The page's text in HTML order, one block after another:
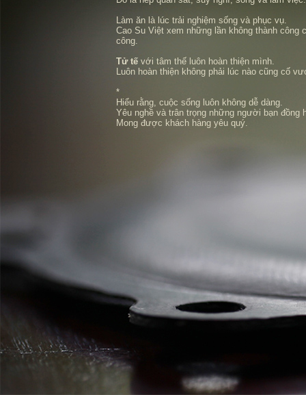
Làm ăn là lúc trải nghiệm sống và phục vụ.
Cao Su Việt xem những lần không thành công
công.
Tử tế với tâm thế luôn hoàn thiện mình.
Luôn hoàn thiện không phải lúc nào cũng cố
*
Hiểu rằng, cuộc sống luôn không dễ dàng.
Yêu nghề và trân trọng những người bạn đồng
Mong được khách hàng yêu quý.